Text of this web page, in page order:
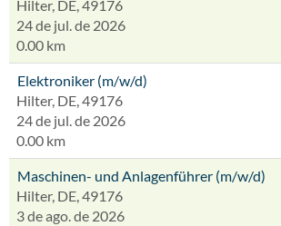
Hilter, DE, 49176
24 de jul. de 2026
0.00 km
Elektroniker (m/w/d)
Hilter, DE, 49176
24 de jul. de 2026
0.00 km
Maschinen- und Anlagenführer (m/w/d)
Hilter, DE, 49176
3 de ago. de 2026